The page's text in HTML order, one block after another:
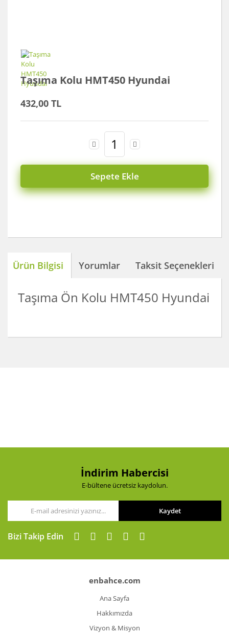
Taşıma Kolu HMT450 Hyundai
432,00 TL
Sepete Ekle
Ürün Bilgisi Yorumlar Taksit Seçenekleri
Taşıma Ön Kolu HMT450 Hyundai
Ürün fiyatı diğer sitelerden daha pahalı.
Gönder
İndirim Habercisi
E-bültene ücretsiz kaydolun.
Kaydet
Bizi Takip Edin
enbahce.com
Ana Sayfa
Hakkımızda
Vizyon & Misyon